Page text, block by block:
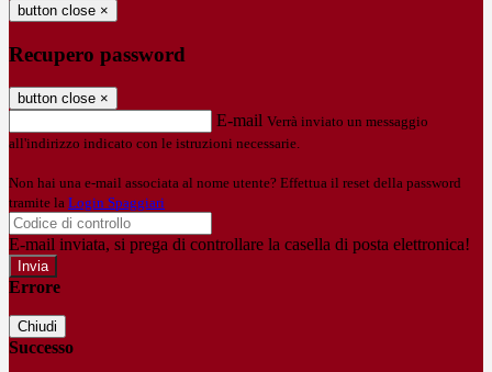
button close ×
Recupero password
button close ×
E-mail Verrà inviato un messaggio
all'indirizzo indicato con le istruzioni necessarie.
Non hai una e-mail associata al nome utente? Effettua il reset della password
tramite la Login Spaggiari
E-mail inviata, si prega di controllare la casella di posta elettronica!
Errore
Chiudi
Successo